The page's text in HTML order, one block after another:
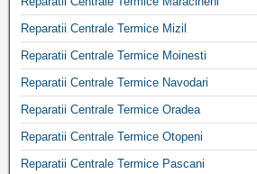
Reparatii Centrale Termice Mizil
Reparatii Centrale Termice Moinesti
Reparatii Centrale Termice Navodari
Reparatii Centrale Termice Oradea
Reparatii Centrale Termice Otopeni
Reparatii Centrale Termice Pascani